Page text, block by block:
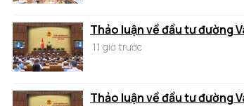
Thảo luận về đầu tư đường
11 giờ trước
Thảo luận về đầu tư đường